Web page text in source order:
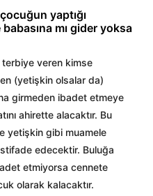
yaptığı
mı gider yoksa
veren kimse
(yetişkin olsalar da)
girmeden ibadet etmeye
ahirette alacaktır. Bu
yetişkin gibi muamele
edecektir. Buluğa
etmiyorsa cennete
olarak kalacaktır.